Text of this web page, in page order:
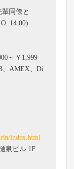
同僚と
14:00)
～￥1,999
、AMEX、Di
index.html
泉ビル 1F